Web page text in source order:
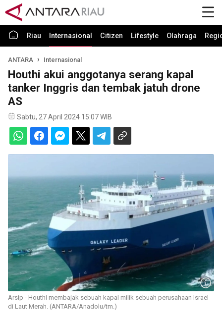
Riau Internasional Citizen Lifestyle Olahraga
ANTARA Internasional
Houthi akui anggotanya serang kapal
tanker Inggris dan tembak jatuh drone
AS
Sabtu, 27 April 2024 15:07 WIB
Arsip - Houthi membajak sebuah kapal milik sebuah perusahaan Israel
di Laut Merah. (ANTARA/Anadolu/tm.)